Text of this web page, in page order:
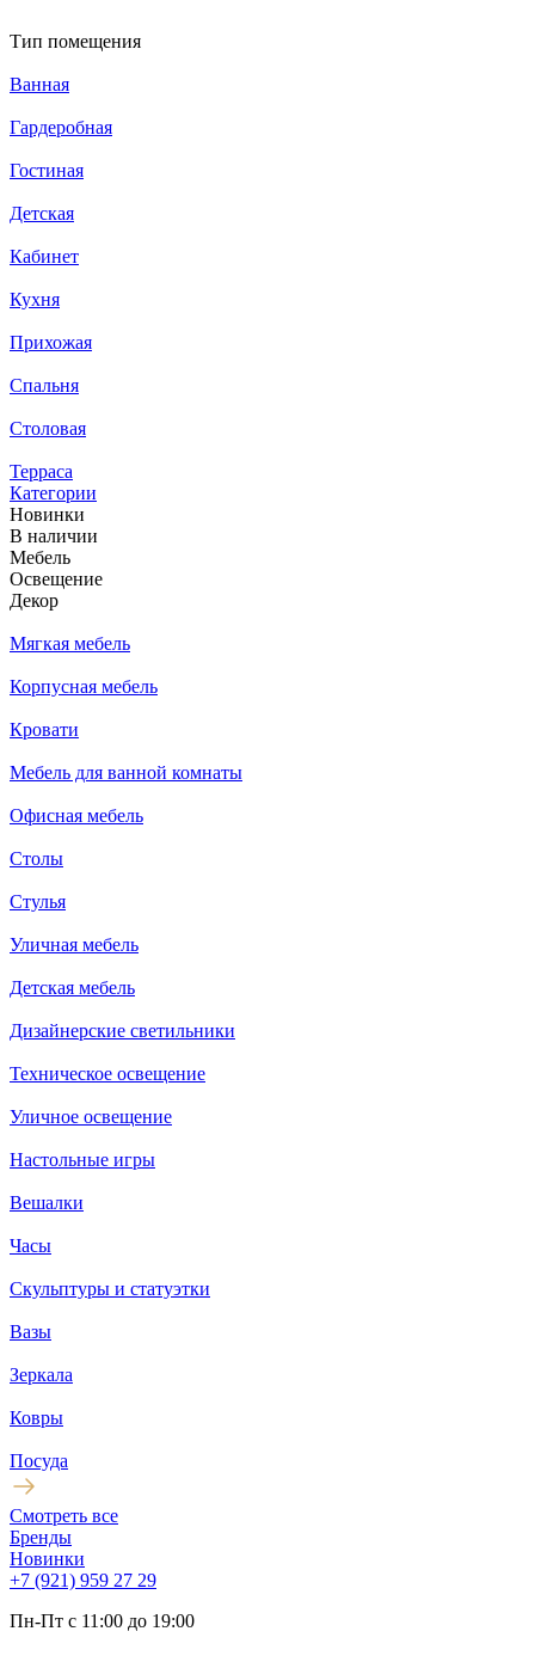
Тип помещения
Ванная
Гардеробная
Гостиная
Детская
Кабинет
Кухня
Прихожая
Спальня
Столовая
Терраса
Категории
Новинки
В наличии
Мебель
Освещение
Декор
Мягкая мебель
Корпусная мебель
Кровати
Мебель для ванной комнаты
Офисная мебель
Столы
Стулья
Уличная мебель
Детская мебель
Дизайнерские светильники
Техническое освещение
Уличное освещение
Настольные игры
Вешалки
Часы
Скульптуры и статуэтки
Вазы
Зеркала
Ковры
Посуда
Смотреть все
Бренды
Новинки
+7 (921) 959 27 29
Пн-Пт с 11:00 до 19:00